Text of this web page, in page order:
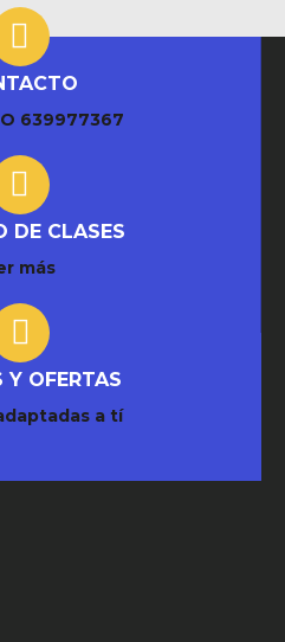
639977367
DE CLASES
más
Y OFERTAS
a tí